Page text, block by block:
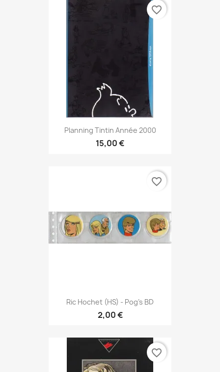
Planning Tintin Année 2000
15,00 €
favorite_border
Ric Hochet (HS) - Pog's BD
2,00 €
favorite_border
favorite_border